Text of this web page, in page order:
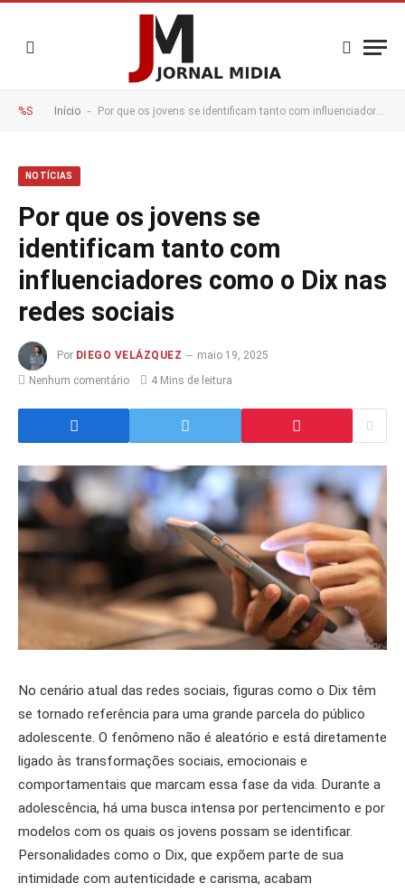
%S Início - Por que os jovens se identificam tanto com influenciadores como o Dix nas redes sociais
NOTÍCIAS
Por que os jovens se
identificam tanto com
influenciadores como o Dix nas
redes sociais
Por DIEGO VELÁZQUEZ
maio 19, 2025
Nenhum comentário
4 Mins de leitura
No cenário atual das redes sociais, figuras como o Dix têm
se tornado referência para uma grande parcela do público
adolescente. O fenômeno não é aleatório e está diretamente
ligado às transformações sociais, emocionais e
comportamentais que marcam essa fase da vida. Durante a
adolescência, há uma busca intensa por pertencimento e por
modelos com os quais os jovens possam se identificar.
Personalidades como o Dix, que expõem parte de sua
intimidade com autenticidade e carisma, acabam